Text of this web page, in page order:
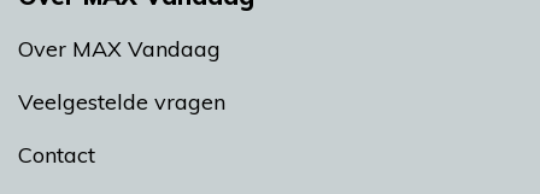
Over MAX Vandaag
Veelgestelde vragen
Contact